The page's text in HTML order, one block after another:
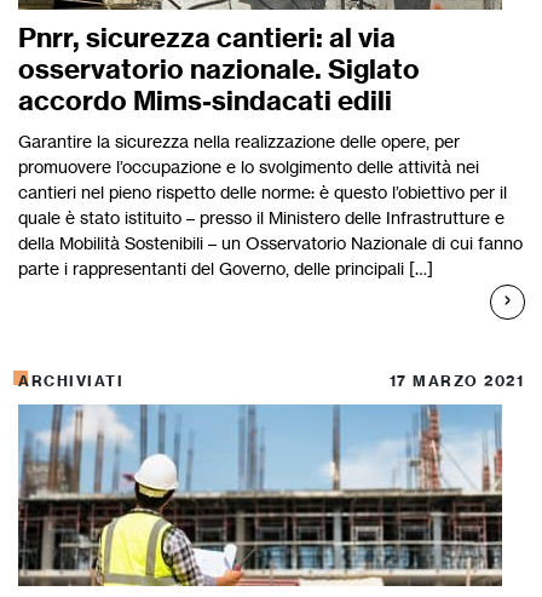
Pnrr, sicurezza cantieri: al via
osservatorio nazionale. Siglato
accordo Mims-sindacati edili
Garantire la sicurezza nella realizzazione delle opere, per
promuovere l’occupazione e lo svolgimento delle attività nei
cantieri nel pieno rispetto delle norme: è questo l’obiettivo per il
quale è stato istituito – presso il Ministero delle Infrastrutture e
della Mobilità Sostenibili – un Osservatorio Nazionale di cui fanno
parte i rappresentanti del Governo, delle principali […]
ARCHIVIATI 17 MARZO 2021